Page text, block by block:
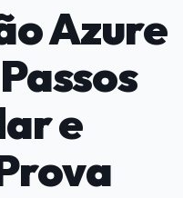
Azure
e